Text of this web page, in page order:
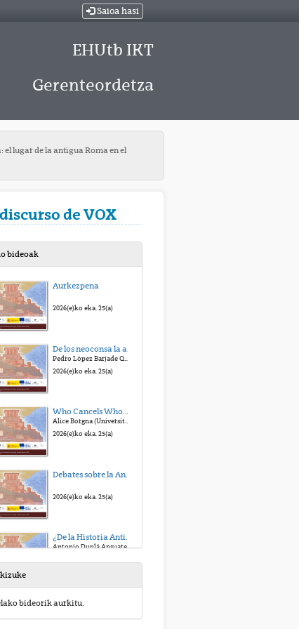
Saioa hasi
EHUtb IKT
Gerenteordetza
lugar de la antigua Roma en el
de VOX
bideoak
Aurkezpena
2026(e)ko eka. 25(a)
Pedro López Barjade Quiroga (USC)
2026(e)ko eka. 25(a)
Who Cancels Whom?A Transatlantic Misunderstanding
Alice Borgna (Universitàdel PiemonteOrientale)
2026(e)ko eka. 25(a)
Debates sobre la Antigüedad, civilización y política I - Debate
2026(e)ko eka. 25(a)
¿De la Historia Antigua tradicional a la Historia Antigua global? Qué Historia Antigua para el siglo XXI
Antonio Duplá Ansuategui (UPV/EHU)
bideorik aurkitu.